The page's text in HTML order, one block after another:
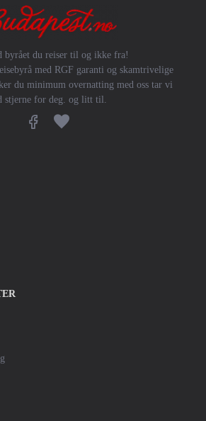
byrået du reiser til og ikke fra!
med RGF garanti og skamtrivelige
du minimum overnatting med oss tar vi
stjerne for deg. og litt til.